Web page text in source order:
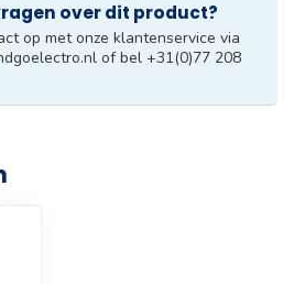
over dit product?
op met onze klantenservice via
of bel +31(0)77 208